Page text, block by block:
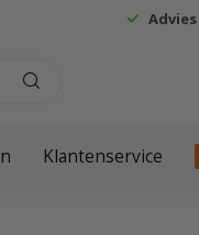
Advies
Klantenservice